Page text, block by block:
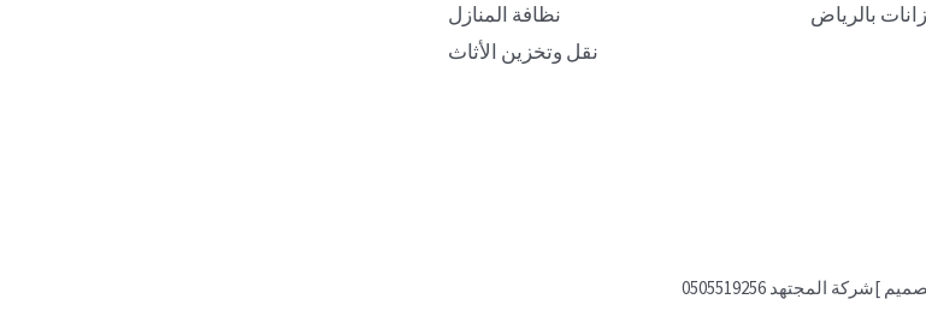
بالرياض
نظافة المنازل
نقل وتخزين الأثاث
]شركة المجتهد 0505519256